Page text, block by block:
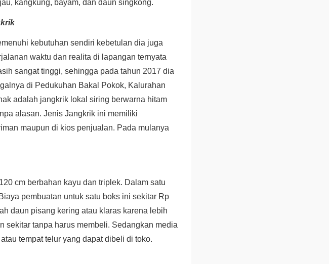
kangkung, bayam, dan daun singkong.
kebutuhan sendiri kebetulan dia juga
waktu dan realita di lapangan ternyata
sangat tinggi, sehingga pada tahun 2017 dia
di Pedukuhan Bakal Pokok, Kalurahan
adalah jangkrik lokal siring berwarna hitam
alasan. Jenis Jangkrik ini memiliki
maupun di kios penjualan. Pada mulanya
cm berbahan kayu dan triplek. Dalam satu
pembuatan untuk satu boks ini sekitar Rp
daun pisang kering atau klaras karena lebih
sekitar tanpa harus membeli. Sedangkan media
tempat telur yang dapat dibeli di toko.